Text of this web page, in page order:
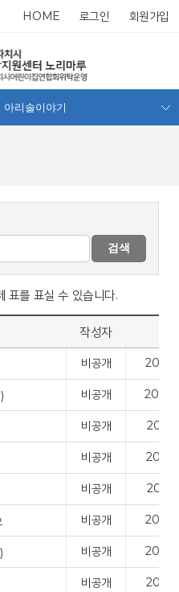
HOME 로그인 회원가입
아리솔이야기
검색
표를 표실 수 있습니다.
작성자 작
비공개
비공개
비공개
비공개
비공개
비공개
비공개
비공개